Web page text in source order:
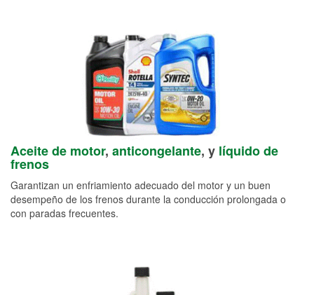
Aceite de motor, anticongelante, y líquido de
frenos
Garantizan un enfriamiento adecuado del motor y un buen
desempeño de los frenos durante la conducción prolongada o
con paradas frecuentes.